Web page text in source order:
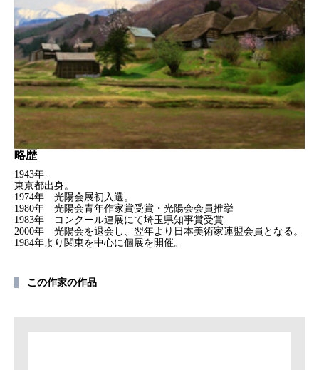
略歴
1943年‐
東京都出身。
1974年 光陽会展初入選。
1980年 光陽会青年作家賞受賞・光陽会会員推挙
1983年 コンクール連展にて埼玉県知事賞受賞
2000年 光陽会を退会し、翌年より日本美術家連盟会員となる。
1984年より関東を中心に個展を開催。
この作家の作品